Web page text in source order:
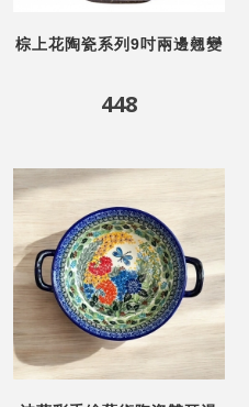
棕上花陶瓷系列9吋兩邊翹變
448